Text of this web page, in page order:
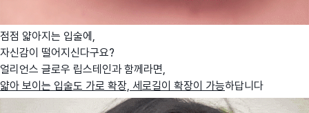
점점 얇아지는 입술에,
자신감이 떨어지신다구요?
얼리언스 글로우 립스테인과 함께라면,
얇아 보이는 입술도 가로 확장, 세로길이 확장이 가능하답니다